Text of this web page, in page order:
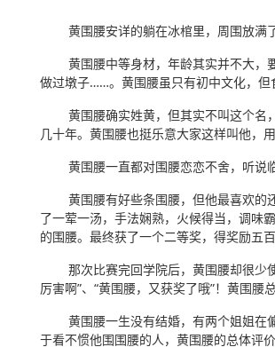
黄围腰安详的躺在冰棺里，周围放满了
黄围腰中等身材，年龄其实并不大，要
做过墩子……。黄围腰虽只有初中文化，但
黄围腰确实姓黄，但其实不叫这个名，
几十年。黄围腰也挺乐意大家这样叫他，
黄围腰一直都对围腰恋恋不舍，听说
黄围腰有好些条围腰，但他最喜欢的还
了一荤一汤，手法娴熟，火候得当，调味
的围腰。最终获了一个二等奖，得奖励五
那次比赛完回学院后，黄围腰却很少使
厉害啊”、“黄围腰，又获奖了哦”！黄围
黄围腰一生没有结婚，有两个姐姐在偏
于看不惯他围围腰的人，黄围腰的总体评价